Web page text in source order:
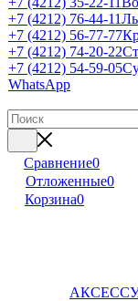
+7 (4212) 76-44-11
+7 (4212) 56-77-77
+7 (4212) 74-20-22
+7 (4212) 54-59-05
WhatsApp
Сравнение0
Отложенные0
Корзина0